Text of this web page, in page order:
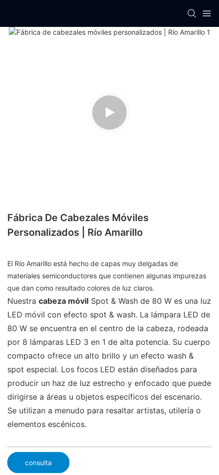
Fábrica De Cabezales Móviles
Personalizados | Río Amarillo
El Río Amarillo está hecho de capas muy delgadas de
materiales semiconductores que contienen algunas impurezas
que dan como resultado colores de luz claros.
Nuestra cabeza móvil Spot & Wash de 80 W es una luz
LED móvil con efecto spot & wash. La lámpara LED de
80 W se encuentra en el centro de la cabeza, rodeada
por 8 lámparas LED 3 en 1 de alta potencia. Su cuerpo
compacto ofrece un alto brillo y un efecto wash &
spot especial. Los focos LED están diseñados para
producir un haz de luz estrecho y enfocado que puede
dirigirse a áreas u objetos específicos del escenario.
Se utilizan a menudo para resaltar artistas, utilería o
elementos escénicos.
consulta